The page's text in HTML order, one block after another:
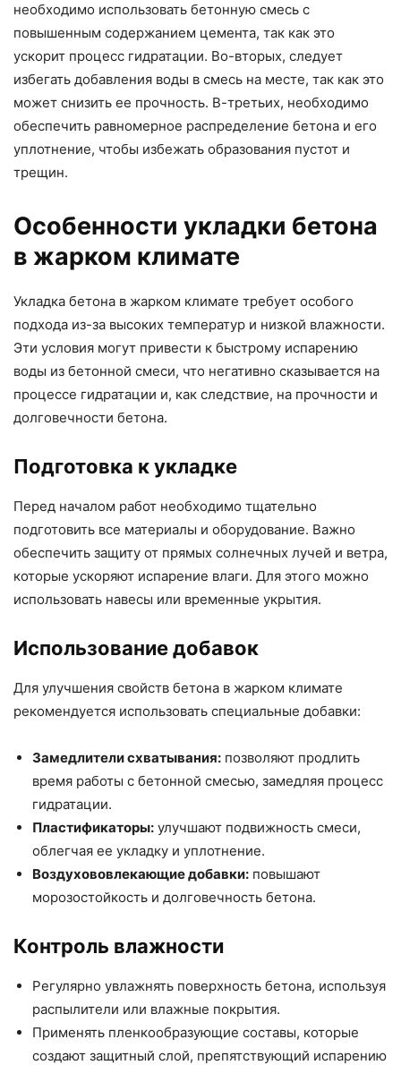
необходимо использовать бетонную смесь с
повышенным содержанием цемента, так как это
ускорит процесс гидратации. Во-вторых, следует
избегать добавления воды в смесь на месте, так как это
может снизить ее прочность. В-третьих, необходимо
обеспечить равномерное распределение бетона и его
уплотнение, чтобы избежать образования пустот и
трещин.
Особенности укладки бетона
в жарком климате
Укладка бетона в жарком климате требует особого
подхода из-за высоких температур и низкой влажности.
Эти условия могут привести к быстрому испарению
воды из бетонной смеси, что негативно сказывается на
процессе гидратации и, как следствие, на прочности и
долговечности бетона.
Подготовка к укладке
Перед началом работ необходимо тщательно
подготовить все материалы и оборудование. Важно
обеспечить защиту от прямых солнечных лучей и ветра,
которые ускоряют испарение влаги. Для этого можно
использовать навесы или временные укрытия.
Использование добавок
Для улучшения свойств бетона в жарком климате
рекомендуется использовать специальные добавки:
Замедлители схватывания: позволяют продлить
время работы с бетонной смесью, замедляя процесс
гидратации.
Пластификаторы: улучшают подвижность смеси,
облегчая ее укладку и уплотнение.
Воздухововлекающие добавки: повышают
морозостойкость и долговечность бетона.
Контроль влажности
Регулярно увлажнять поверхность бетона, используя
распылители или влажные покрытия.
Применять пленкообразующие составы, которые
создают защитный слой, препятствующий испарению